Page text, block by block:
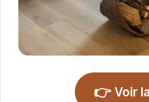
👉 Voir